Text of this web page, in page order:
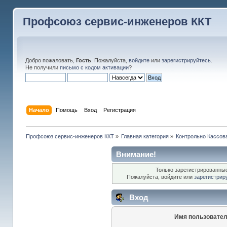
Профсоюз сервис-инженеров ККТ
Добро пожаловать, Гость. Пожалуйста, войдитеили зарегистрируйтесь.
Не получили письмо с кодом активации?
Начало Помощь Вход Регистрация
Профсоюз сервис-инженеров ККТ» Главная категория » Контрольно
Внимание!
Только
Пожалуйста, войдите или
Вход
Имя